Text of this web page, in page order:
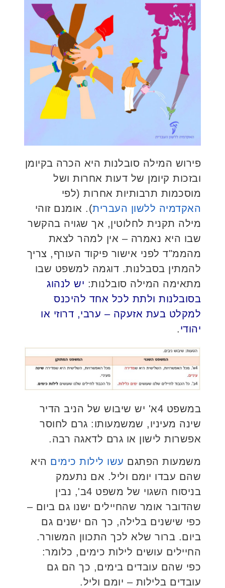
פירוש המילה סובלנות היא הכרה בקיומן
ובזכות קיומן של דעות אחרות ושל
מוסכמות תרבותיות אחרות (לפי
האקדמיה ללשון העברית). אומנם זוהי
מילה תקנית לחלוטין, אך שגויה בהקשר
שבו היא נאמרה – אין למהר לצאת
מהממ"ד לפני אישור פיקוד העורף, צריך
להמתין בסבלנות. דוגמה למשפט שבו
מתאימה המילה סובלנות: יש לנהוג
בסובלנות ולתת לכל אחד להיכנס
למקלט בעת אזעקה – ערבי, דרוזי או
יהודי.
במשפט 4א' יש שיבוש של הניב הדיר
שינה מעיניו, שמשמעותו: גרם לחוסר
אפשרות לישון או גרם לדאגה רבה.
משמעות הפתגם עשו לילות כימים היא
שהם עבדו יומם וליל. אם נתעמק
בניסוח השגוי של משפט 4ב', נבין
שהדובר אומר שהחיילים ישנו גם ביום –
כפי שישנים בלילה, כך הם ישנים גם
ביום. ברור שלא לכך התכוון המשורר.
החיילים עושים לילות כימים, כלומר:
כפי שהם עובדים בימים, כך הם גם
עובדים בלילות – יומם וליל.